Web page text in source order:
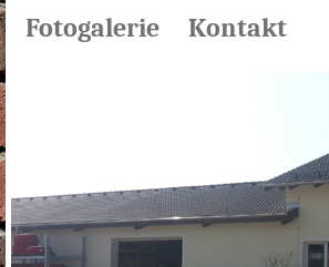
Fotogalerie
Kontakt